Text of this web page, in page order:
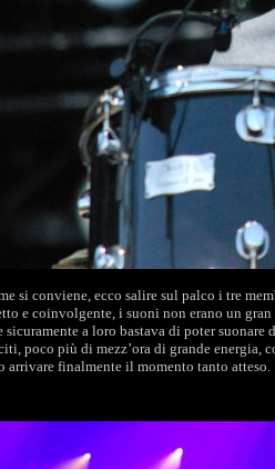
si conviene, ecco salire sul palco i tre
e coinvolgente, i suoni non erano un
sicuramente a loro bastava di poter
poco più di mezz’ora di grande
arrivare finalmente il momento tanto atteso.